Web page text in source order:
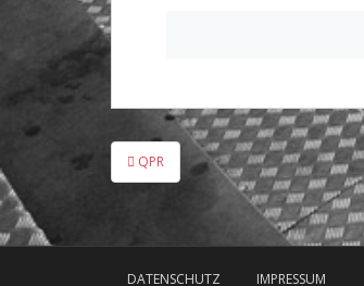
Beitragsnavigation
QPR
DATENSCHUTZ IMPRESSUM